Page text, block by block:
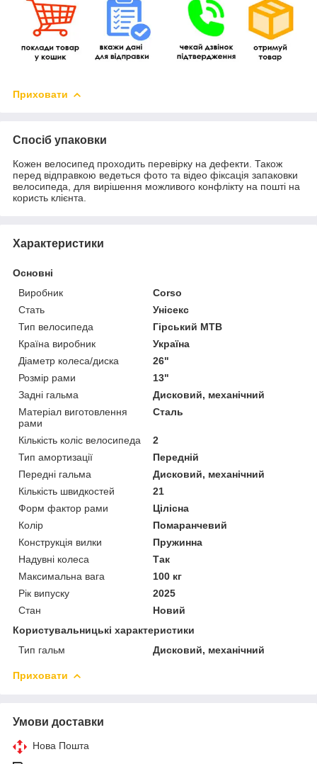
Приховати
Спосіб упаковки
Кожен велосипед проходить перевірку на дефекти. Також
перед відправкою ведеться фото та відео фіксація запаковки
велосипеда, для вирішення можливого конфлікту на пошті на
користь клієнта.
Характеристики
Основні
Виробник
Corso
Стать
Унісекс
Тип велосипеда
Гірський MTB
Країна виробник
Україна
Діаметр колеса/диска
26"
Розмір рами
13"
Задні гальма
Дисковий, механічний
Матеріал виготовлення
рами
Сталь
Кількість коліс велосипеда
2
Тип амортизації
Передній
Передні гальма
Дисковий, механічний
Кількість швидкостей
21
Форм фактор рами
Цілісна
Колір
Помаранчевий
Конструкція вилки
Пружинна
Надувні колеса
Так
Максимальна вага
100 кг
Рік випуску
2025
Стан
Новий
Користувальницькі характеристики
Тип гальм
Дисковий, механічний
Приховати
Умови доставки
Нова Пошта